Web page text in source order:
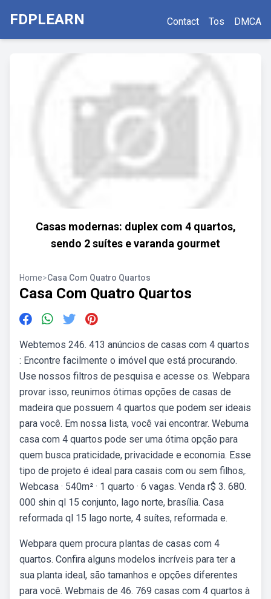
FDPLEARN Contact Tos DMCA
Casas modernas: duplex com 4 quartos,
sendo 2 suítes e varanda gourmet
Home>Casa Com Quatro Quartos
Casa Com Quatro Quartos
Webtemos 246. 413 anúncios de casas com 4 quartos
: Encontre facilmente o imóvel que está procurando.
Use nossos filtros de pesquisa e acesse os. Webpara
provar isso, reunimos ótimas opções de casas de
madeira que possuem 4 quartos que podem ser ideais
para você. Em nossa lista, você vai encontrar. Webuma
casa com 4 quartos pode ser uma ótima opção para
quem busca praticidade, privacidade e economia. Esse
tipo de projeto é ideal para casais com ou sem filhos,.
Webcasa · 540m² · 1 quarto · 6 vagas. Venda r$ 3. 680.
000 shin ql 15 conjunto, lago norte, brasília. Casa
reformada ql 15 lago norte, 4 suítes, reformada e.
Webpara quem procura plantas de casas com 4
quartos. Confira alguns modelos incríveis para ter a
sua planta ideal, são tamanhos e opções diferentes
para você. Webmais de 46. 769 casas com 4 quartos à